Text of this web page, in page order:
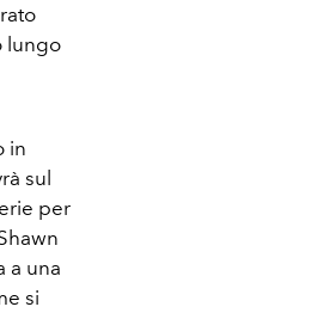
lungo
in
sul
per
a una
si